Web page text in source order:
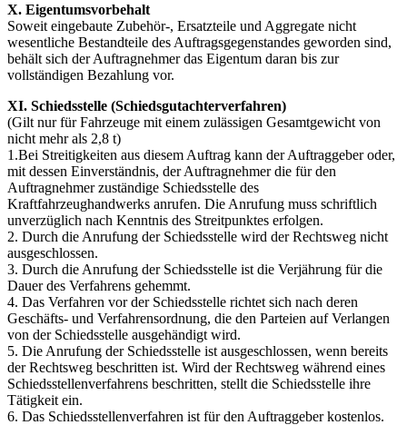
X. Eigentumsvorbehalt
Soweit eingebaute Zubehör-, Ersatzteile und Aggregate nicht
wesentliche Bestandteile des Auftragsgegenstandes geworden sind,
behält sich der Auftragnehmer das Eigentum daran bis zur
vollständigen Bezahlung vor.
XI. Schiedsstelle (Schiedsgutachterverfahren)
(Gilt nur für Fahrzeuge mit einem zulässigen Gesamtgewicht von
nicht mehr als 2,8 t)
1.Bei Streitigkeiten aus diesem Auftrag kann der Auftraggeber oder,
mit dessen Einverständnis, der Auftragnehmer die für den
Auftragnehmer zuständige Schiedsstelle des
Kraftfahrzeughandwerks anrufen. Die Anrufung muss schriftlich
unverzüglich nach Kenntnis des Streitpunktes erfolgen.
2. Durch die Anrufung der Schiedsstelle wird der Rechtsweg nicht
ausgeschlossen.
3. Durch die Anrufung der Schiedsstelle ist die Verjährung für die
Dauer des Verfahrens gehemmt.
4. Das Verfahren vor der Schiedsstelle richtet sich nach deren
Geschäfts- und Verfahrensordnung, die den Parteien auf Verlangen
von der Schiedsstelle ausgehändigt wird.
5. Die Anrufung der Schiedsstelle ist ausgeschlossen, wenn bereits
der Rechtsweg beschritten ist. Wird der Rechtsweg während eines
Schiedsstellenverfahrens beschritten, stellt die Schiedsstelle ihre
Tätigkeit ein.
6. Das Schiedsstellenverfahren ist für den Auftraggeber kostenlos.